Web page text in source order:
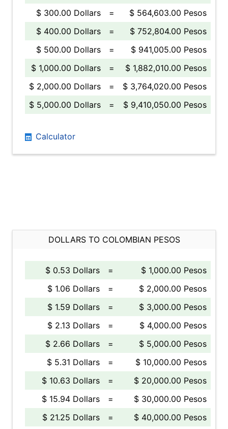
$ 300.00 Dollars
=
$ 564,603.00 Pesos
$ 400.00 Dollars
=
$ 752,804.00 Pesos
$ 500.00 Dollars
=
$ 941,005.00 Pesos
$ 1,000.00 Dollars
=
$ 1,882,010.00 Pesos
$ 2,000.00 Dollars
=
$ 3,764,020.00 Pesos
$ 5,000.00 Dollars
= $ 9,410,050.00 Pesos
Calculator
DOLLARS TO COLOMBIAN PESOS
$ 0.53 Dollars =
$ 1,000.00 Pesos
$ 1.06 Dollars
=
$ 2,000.00 Pesos
$ 1.59 Dollars
=
$ 3,000.00 Pesos
$ 2.13 Dollars
=
$ 4,000.00 Pesos
$ 2.66 Dollars
=
$ 5,000.00 Pesos
$ 5.31 Dollars
=
$ 10,000.00 Pesos
$ 10.63 Dollars
=
$ 20,000.00 Pesos
$ 15.94 Dollars
=
$ 30,000.00 Pesos
$ 21.25 Dollars
= $ 40,000.00 Pesos